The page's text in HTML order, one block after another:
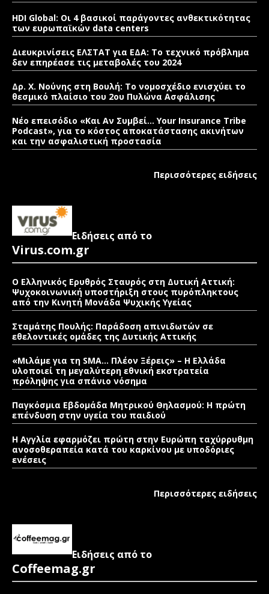
HDI Global: Οι 4 βασικοί παράγοντες ανθεκτικότητας
των ευρωπαϊκών data centers
Διευκρινίσεις ΕΛΣΤΑΤ για ΕΔΑ: Το τεχνικό πρόβλημα
δεν επηρέασε τις μεταβολές του 2024
Δρ. Χ. Νούνης στη Βουλή: Το νομοσχέδιο ενισχύει το
θεσμικό πλαίσιο του 2ου Πυλώνα Ασφάλισης
Νέο επεισόδιο «Και Αν Συμβεί… Your Insurance Tribe
Podcast», για το κόστος αποκατάστασης ακινήτων
και την ασφαλιστική προστασία
Περισσότερες ειδήσεις
Ειδήσεις από το
Virus.com.gr
Ο Ελληνικός Ερυθρός Σταυρός στη Δυτική Αττική:
Ψυχοκοινωνική υποστήριξη στους πυρόπληκτους
από την Κινητή Μονάδα Ψυχικής Υγείας
Σταμάτης Πουλής: Παράδοση απινιδωτών σε
εθελοντικές ομάδες της Δυτικής Αττικής
«Μιλάμε για τη SMA… Πλέον Ξέρεις» – Η Ελλάδα
υλοποιεί τη μεγαλύτερη εθνική εκστρατεία
πρόληψης για σπάνιο νόσημα
Παγκόσμια Εβδομάδα Μητρικού Θηλασμού: Η πρώτη
επένδυση στην υγεία του παιδιού
Η Αγγλία εφαρμόζει πρώτη στην Ευρώπη ταχύρρυθμη
ανοσοθεραπεία κατά του καρκίνου με υποδόριες
ενέσεις
Περισσότερες ειδήσεις
Ειδήσεις από το
Coffeemag.gr